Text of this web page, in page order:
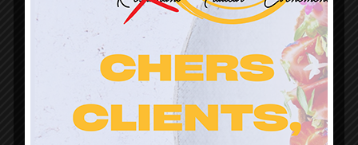
L’Atelier de Guillaume
1 Lieu Dit Sur Les Prés
68160 Sainte Marie Aux Mines
contact@atelierdeguillaume.fr